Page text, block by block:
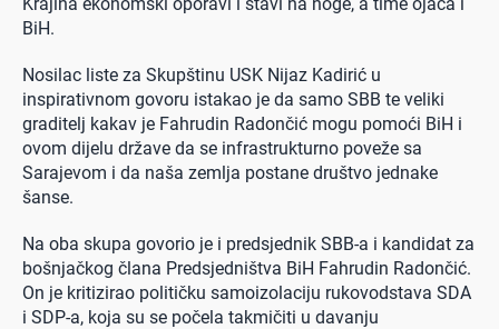
BiH.
Nosilac liste za Skupštinu USK Nijaz Kadirić u
inspirativnom govoru istakao je da samo SBB te veliki
graditelj kakav je Fahrudin Radončić mogu pomoći BiH i
ovom dijelu države da se infrastrukturno poveže sa
Sarajevom i da naša zemlja postane društvo jednake
šanse.
Na oba skupa govorio je i predsjednik SBB-a i kandidat za
bošnjačkog člana Predsjedništva BiH Fahrudin Radončić.
On je kritizirao političku samoizolaciju rukovodstava SDA
i SDP-a, koja su se počela takmičiti u davanju